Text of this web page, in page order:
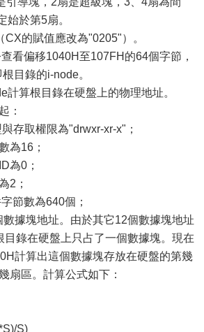
始於第5扇。
的賦值應改為"0205"）。
看偏移1040H至107FH的64個字節，
目錄的i-node。
計算根目錄在硬盤上的物理地址。
：
存取權限為"drwxr-xr-x"；
為16；
為0；
2；
節數為640個；
據塊地址。由於其它12個數據塊地址
目錄在硬盤上只占了一個數據塊。現在
計算出這個數據塊存放在硬盤的第幾
扇區。計算公式如下：
S)